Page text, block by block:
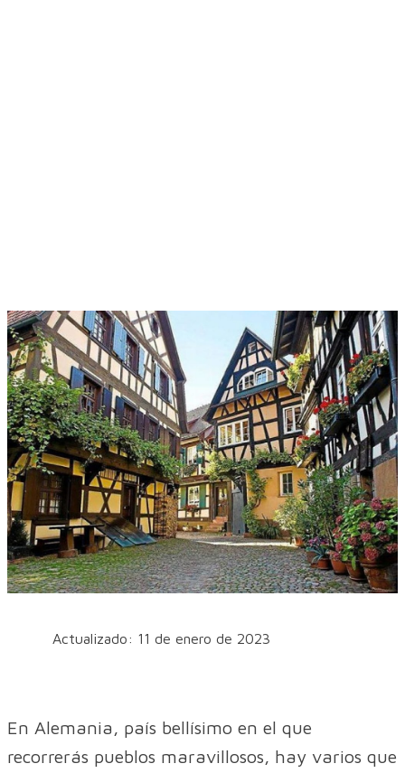
Actualizado: 11 de enero de 2023
En Alemania, país bellísimo en el que
recorrerás pueblos maravillosos, hay varios que